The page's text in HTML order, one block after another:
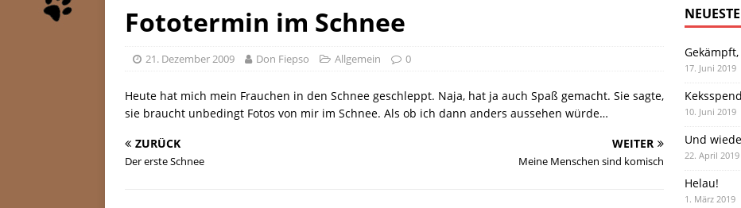
Fototermin im Schnee
21. Dezember 2009 Don Fiepso Allgemein 0
Heute hat mich mein Frauchen in den Schnee geschleppt. Naja, hat ja auch Spaß gemacht. Sie sagte,
sie braucht unbedingt Fotos von mir im Schnee. Als ob ich dann anders aussehen würde…
ZURÜCK
Der erste Schnee
WEITER
Meine Menschen sind komisch
17. Juni 2019
10. Juni 2019
Und
22. April 2019
Helau!
1. März 2019